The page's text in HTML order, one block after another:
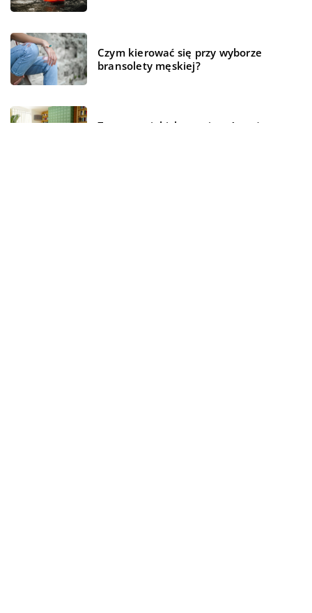
Czym kierować się przy wyborze
bransolety męskiej?
Z pomocą jakich rozwiązań można